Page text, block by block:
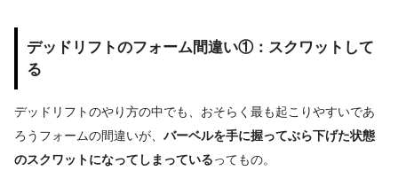
デッドリフトのフォーム間違い①：スクワットして
る
デッドリフトのやり方の中でも、おそらく最も起こりやすいであ
ろうフォームの間違いが、 バーベルを手に握ってぶら下げた状態
のスクワットになってしまっているってもの。